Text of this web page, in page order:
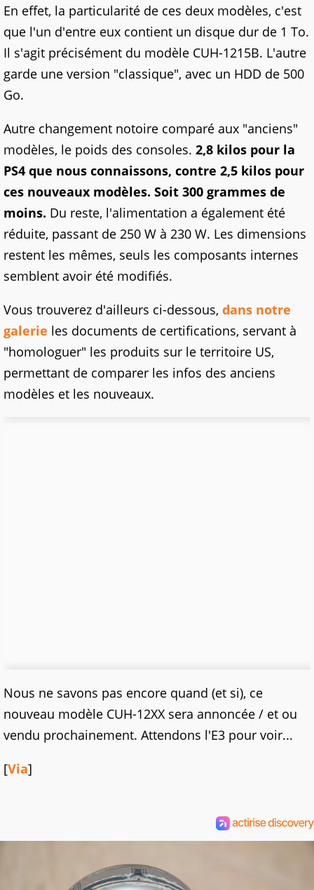
En effet, la particularité de ces deux modèles, c'est
que l'un d'entre eux contient un disque dur de 1 To.
Il s'agit précisément du modèle CUH-1215B. L'autre
garde une version "classique", avec un HDD de 500
Go.
Autre changement notoire comparé aux "anciens"
modèles, le poids des consoles. 2,8 kilos pour la
PS4 que nous connaissons, contre 2,5 kilos pour
ces nouveaux modèles. Soit 300 grammes de
moins. Du reste, l'alimentation a également été
réduite, passant de 250 W à 230 W. Les dimensions
restent les mêmes, seuls les composants internes
semblent avoir été modifiés.
Vous trouverez d'ailleurs ci-dessous, dans notre
galerie les documents de certifications, servant à
"homologuer" les produits sur le territoire US,
permettant de comparer les infos des anciens
modèles et les nouveaux.
Nous ne savons pas encore quand (et si), ce
nouveau modèle CUH-12XX sera annoncée / et ou
vendu prochainement. Attendons l'E3 pour voir...
[Via]